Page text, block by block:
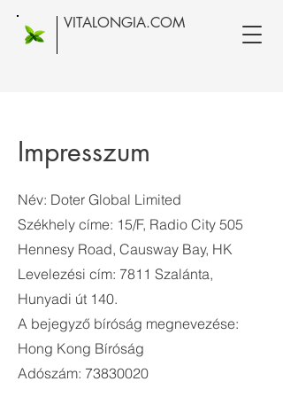
VITALONGIA.COM
Impresszum
Név: Doter Global Limited
Székhely címe: 15/F, Radio City 505
Hennesy Road, Causway Bay, HK
Levelezési cím: 7811 Szalánta,
Hunyadi út 140.
A bejegyző bíróság megnevezése:
Hong Kong Bíróság
Adószám: 73830020